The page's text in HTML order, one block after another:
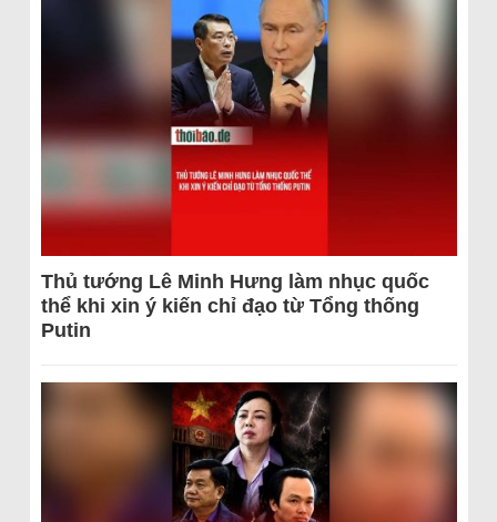
Thủ tướng Lê Minh Hưng làm nhục quốc
thể khi xin ý kiến chỉ đạo từ Tổng thống
Putin